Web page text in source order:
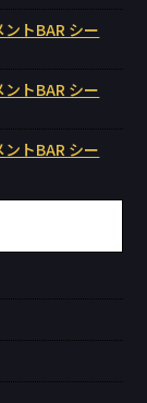
トBAR シー
トBAR シー
トBAR シー